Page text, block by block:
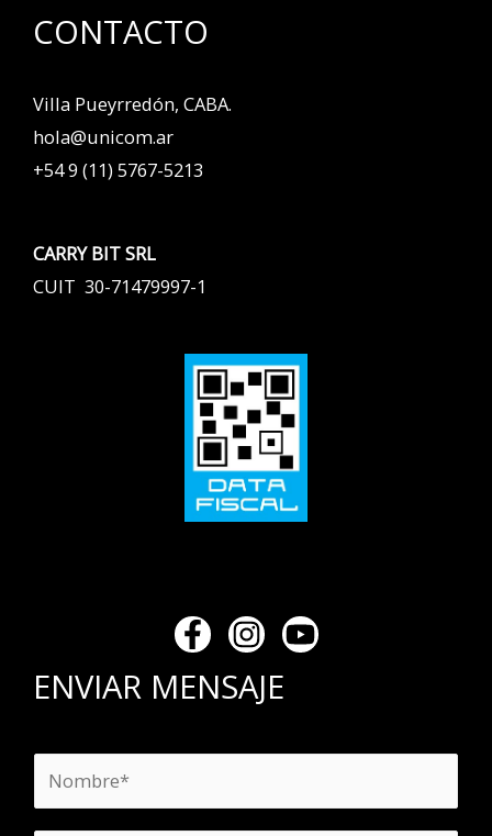
CONTACTO
Villa Pueyrredón, CABA.
hola@unicom.ar
+54 9 (11) 5767-5213
CARRY BIT SRL
CUIT 30-71479997-1
ENVIAR MENSAJE
o